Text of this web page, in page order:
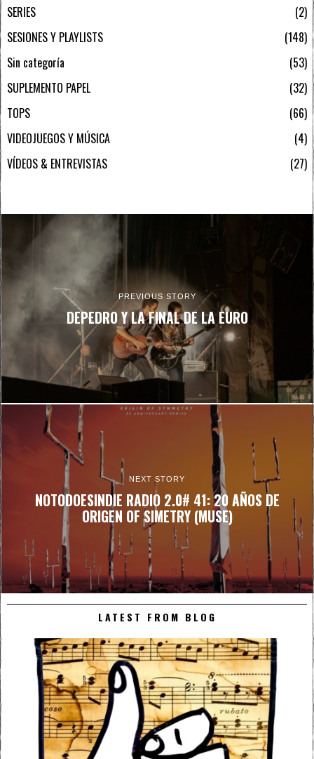
SERIES
2
SESIONES Y PLAYLISTS
148
Sin categoría
53
SUPLEMENTO PAPEL
32
TOPS
66
VIDEOJUEGOS Y MÚSICA
4
VÍDEOS & ENTREVISTAS
27
PREVIOUS STORY
DEPEDRO Y LA FINAL DE LA EURO
NEXT STORY
NOTODOESINDIE RADIO 2.0# 41: 20 AÑOS DE
ORIGEN OF SIMETRY (MUSE)
LATEST FROM BLOG